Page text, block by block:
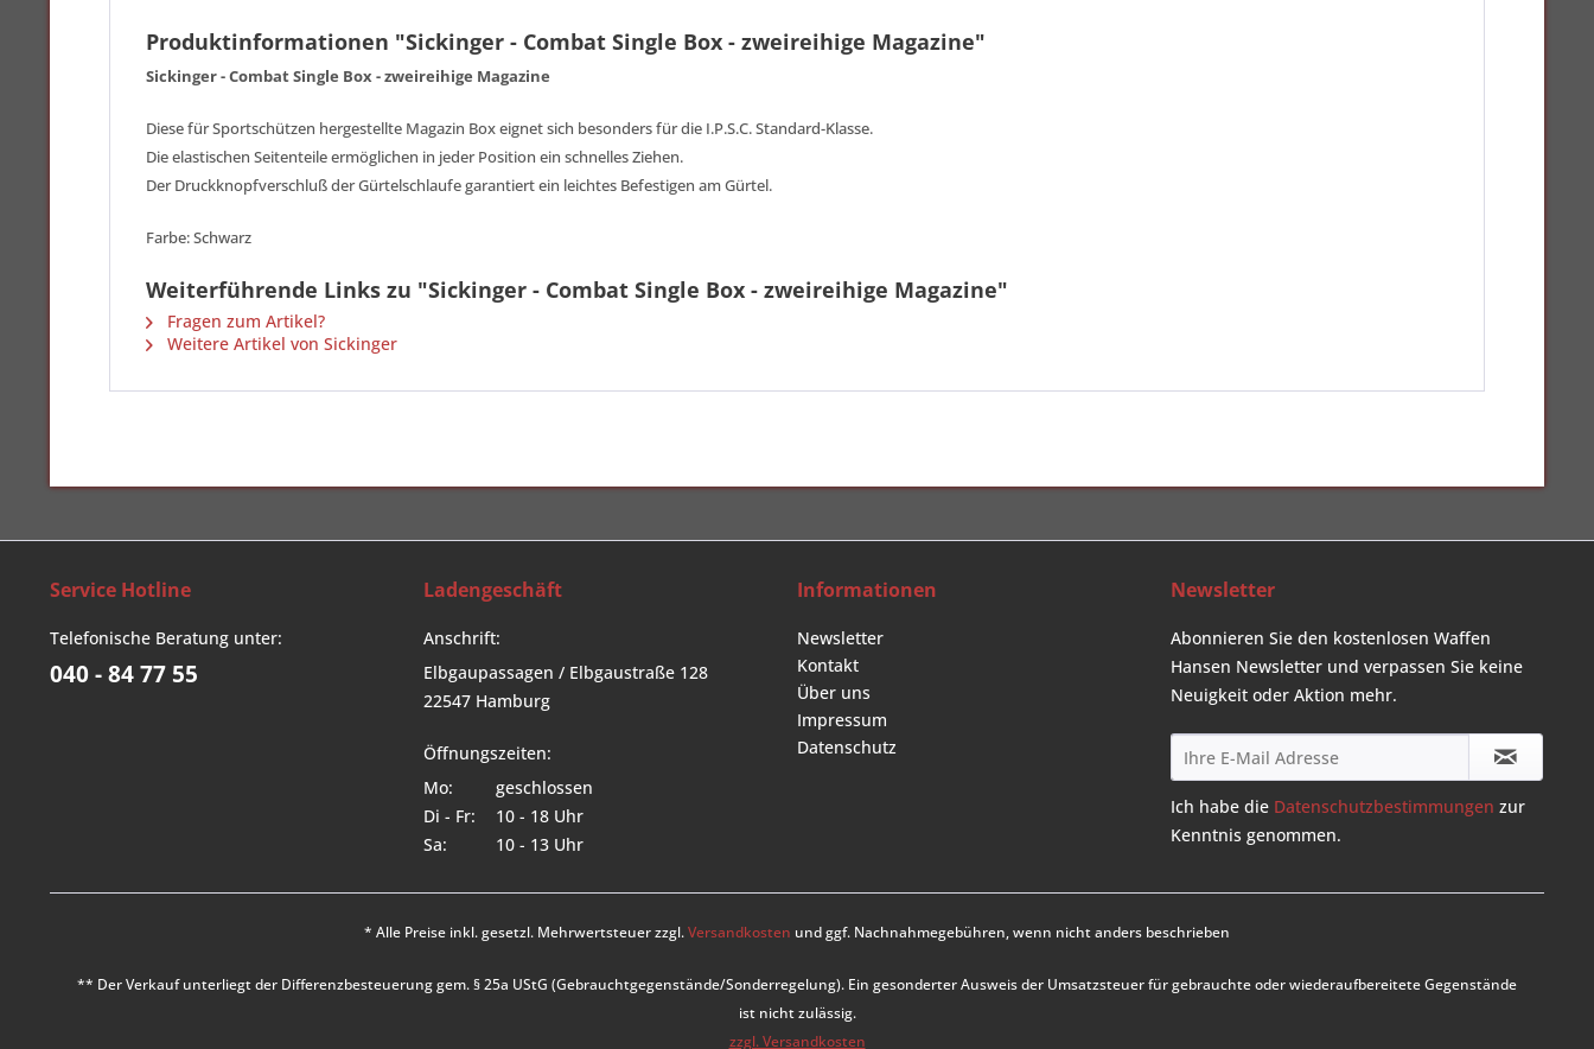
Produktinformationen "Sickinger - Combat Single Box - zweireihige Magazine"
Sickinger - Combat Single Box - zweireihige Magazine
Diese für Sportschützen hergestellte Magazin Box eignet sich besonders für die I.P.S.C. Standard-Klasse.
Die elastischen Seitenteile ermöglichen in jeder Position ein schnelles Ziehen.
Der Druckknopfverschluß der Gürtelschlaufe garantiert ein leichtes Befestigen am Gürtel.
Farbe: Schwarz
Weiterführende Links zu "Sickinger - Combat Single Box - zweireihige Magazine"
Fragen zum Artikel?
Weitere Artikel von Sickinger
Service Hotline
Telefonische Beratung unter:
040 - 84 77 55
Ladengeschäft
Anschrift:
Elbgaupassagen / Elbgaustraße 128
22547 Hamburg
Öffnungszeiten:
Mo:
geschlossen
Di - Fr:
10 - 18 Uhr
Sa:
10 - 13 Uhr
Informationen
Newsletter
Kontakt
Über uns
Impressum
Datenschutz
Newsletter
Abonnieren Sie den kostenlosen Waffen
Hansen Newsletter und verpassen Sie keine
Neuigkeit oder Aktion mehr.
Ich habe die Datenschutzbestimmungen zur
Kenntnis genommen.
* Alle Preise inkl. gesetzl. Mehrwertsteuer zzgl.Versandkosten und ggf. Nachnahmegebühren, wenn nicht anders beschrieben
** Der Verkauf unterliegt der Differenzbesteuerung gem. § 25a UStG (Gebrauchtgegenstände/Sonderregelung). Ein gesonderter Ausweis der Umsatzsteuer für gebrauchte oder wiederaufbereitete Gegenstände
ist nicht zulässig.
zzgl. Versandkosten